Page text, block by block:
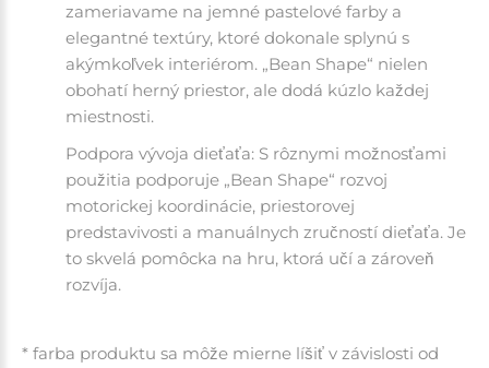
zameriavame na jemné pastelové farby a
elegantné textúry, ktoré dokonale splynú s
akýmkoľvek interiérom. „Bean Shape“ nielen
obohatí herný priestor, ale dodá kúzlo každej
miestnosti.
Podpora vývoja dieťaťa: S rôznymi možnosťami
použitia podporuje „Bean Shape“ rozvoj
motorickej koordinácie, priestorovej
predstavivosti a manuálnych zručností dieťaťa. Je
to skvelá pomôcka na hru, ktorá učí a zároveň
rozvíja.
* farba produktu sa môže mierne líšiť v závislosti od